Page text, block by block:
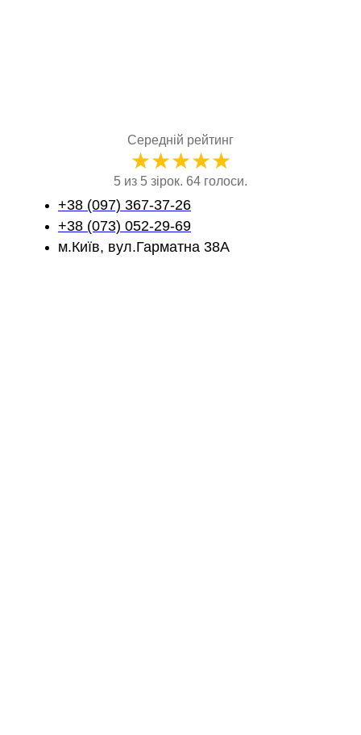
Середній рейтинг
★★★★★
5 из 5 зірок. 64 голоси.
+38 (097) 367-37-26
+38 (073) 052-29-69
м.Київ, вул.Гарматна 38А